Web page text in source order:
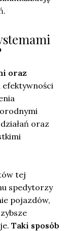
oraz
efektywności
oraz
tej
spedytorzy
pojazdów,
Taki sposób